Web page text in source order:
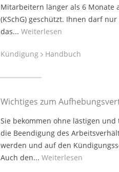
Mitarbeitern länger als 6 Monate
(KSchG) geschützt. Ihnen darf
das... Weiterlesen
Kündigung Handbuch
Wichtiges zum
Sie bekommen ohne lästigen
die Beendigung des
werden und auf den
Auch den... Weiterlesen